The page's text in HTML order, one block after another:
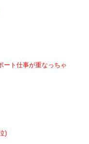
ート仕事が重なっちゃ
)